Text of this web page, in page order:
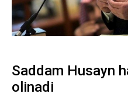
Saddam Husayn
olinadi